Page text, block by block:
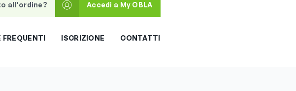
all'ordine?
Accedi a My OBLA
FREQUENTI ISCRIZIONE CONTATTI